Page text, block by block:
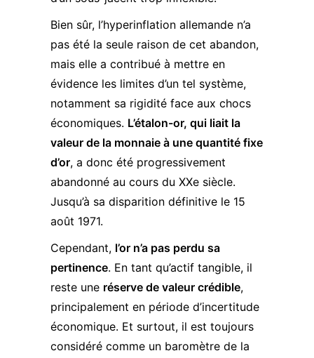
Bien sûr, l’hyperinflation allemande n’a
pas été la seule raison de cet abandon,
mais elle a contribué à mettre en
évidence les limites d’un tel système,
notamment sa rigidité face aux chocs
économiques. L’étalon-or, qui liait la
valeur de la monnaie à une quantité fixe
d’or, a donc été progressivement
abandonné au cours du XXe siècle.
Jusqu’à sa disparition définitive le 15
août 1971.
Cependant, l’or n’a pas perdu sa
pertinence. En tant qu’actif tangible, il
reste une réserve de valeur crédible,
principalement en période d’incertitude
économique. Et surtout, il est toujours
considéré comme un baromètre de la